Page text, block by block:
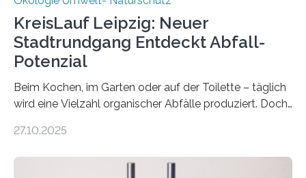
KreisLauf Leipzig: Neuer
Stadtrundgang Entdeckt Abfall-
Potenzial
Beim Kochen, im Garten oder auf der Toilette – täglich
wird eine Vielzahl organischer Abfälle produziert. Doch
Potenzial nur dann entfalten können, wenn sie in
27.10.2025